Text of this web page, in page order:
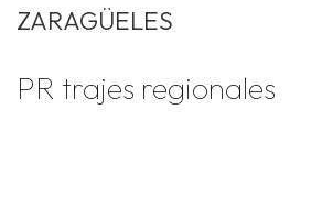
ZARAGÜELES
PR trajes regionales